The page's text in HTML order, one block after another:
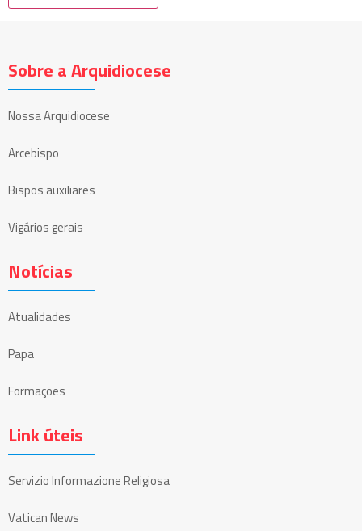
Sobre a Arquidiocese
Nossa Arquidiocese
Arcebispo
Bispos auxiliares
Vigários gerais
Notícias
Atualidades
Papa
Formações
Link úteis
Servizio Informazione Religiosa
Vatican News